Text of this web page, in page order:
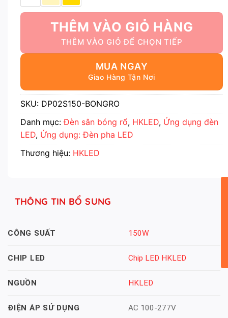
THÊM VÀO GIỎ HÀNG
MUA NGAY
SKU: DP02S150-BONGRO
Danh mục:Đèn sân bóng rổ, HKLED, Ứng dụng đèn
LED, Ứng dụng: Đèn pha LED
Thương hiệu: HKLED
THÔNG TIN BỔ SUNG
CÔNG SUẤT 150W
CHIP LED Chip LED HKLED
NGUỒN HKLED
ĐIỆN ÁP SỬ DỤNG AC 100-277V